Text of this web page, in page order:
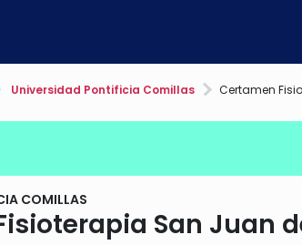
Universidad Pontificia Comillas Certamen
COMILLAS
San Juan